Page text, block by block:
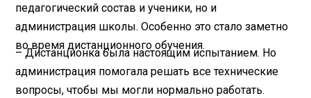
педагогический состав и ученики, но и
администрация школы. Особенно это стало заметно
во время дистанционного обучения.
– Дистанционка была настоящим испытанием. Но
администрация помогала решать все технические
вопросы, чтобы мы могли нормально работать.